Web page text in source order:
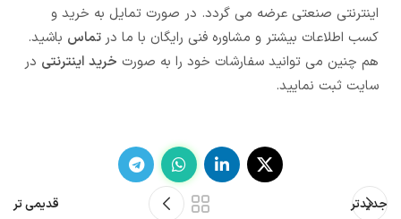
اینترنتی صنعتی عرضه می گردد. در صورت تمایل به خرید و
کسب اطلاعات بیشتر و مشاوره فنی رایگان با ما در تماس باشید.
هم چنین می توانید سفارشات خود را به صورت خرید اینترنتی در
سایت ثبت نمایید.
جدیدتر قدیمی تر